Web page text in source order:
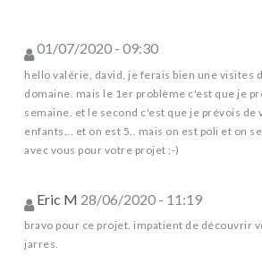
01/07/2020 - 09:30
hello valérie, david, je ferais bien une visites
domaine. mais le 1er problème c'est que je
semaine. et le second c'est que je prévois de
enfants... et on est 5.. mais on est poli et on
avec vous pour votre projet ;-)
Eric M 28/06/2020 - 11:19
bravo pour ce projet. impatient de découvrir
jarres.